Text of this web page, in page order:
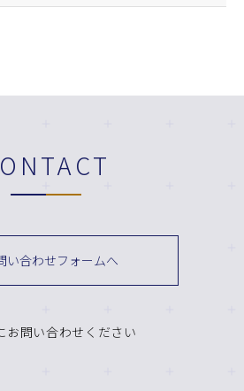
い合わせフォームへ
お問い合わせください